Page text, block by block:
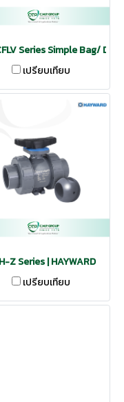
Series Simple Bag/
เปรียบเทียบ
Z Series | HAYWARD
เปรียบเทียบ